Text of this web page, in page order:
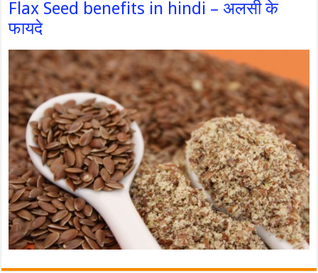
Flax Seed benefits in hindi – अलसी के
फायदे